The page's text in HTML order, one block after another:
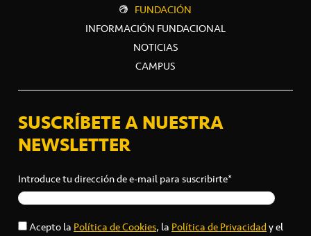
FUNDACIÓN
INFORMACIÓN FUNDACIONAL
NOTICIAS
CAMPUS
SUSCRÍBETE A NUESTRA
NEWSLETTER
Introduce tu dirección de e-mail para suscribirte*
Acepto laPolítica de Cookies, laPolítica de Privacidady el